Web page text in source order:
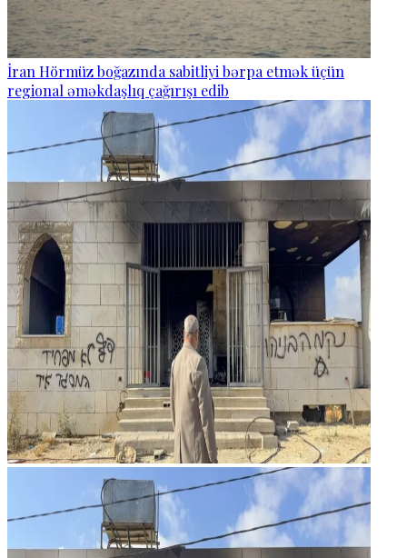
İran Hörmüz boğazında sabitliyi bərpa etmək üçün
regional əməkdaşlıq çağırışı edib